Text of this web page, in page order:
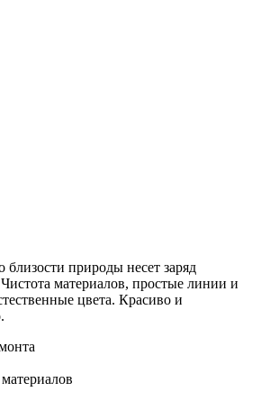
близости природы несет заряд
материалов, простые линии и
цвета. Красиво и